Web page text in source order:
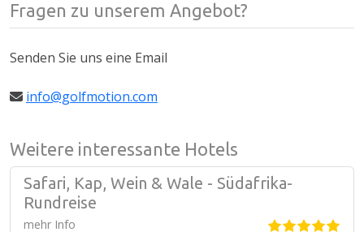
Fragen zu unserem Angebot?
Senden Sie uns eine Email
info@golfmotion.com
Weitere interessante Hotels
Safari, Kap, Wein & Wale - Südafrika-
Rundreise
mehr Info